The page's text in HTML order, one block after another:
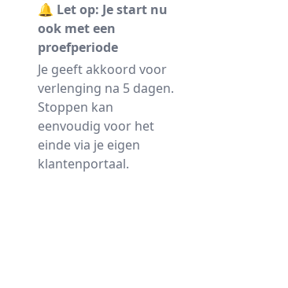
🔔 Let op: Je start nu
ook met een
proefperiode
Je geeft akkoord voor
verlenging na 5 dagen.
Stoppen kan
eenvoudig voor het
einde via je eigen
klantenportaal.